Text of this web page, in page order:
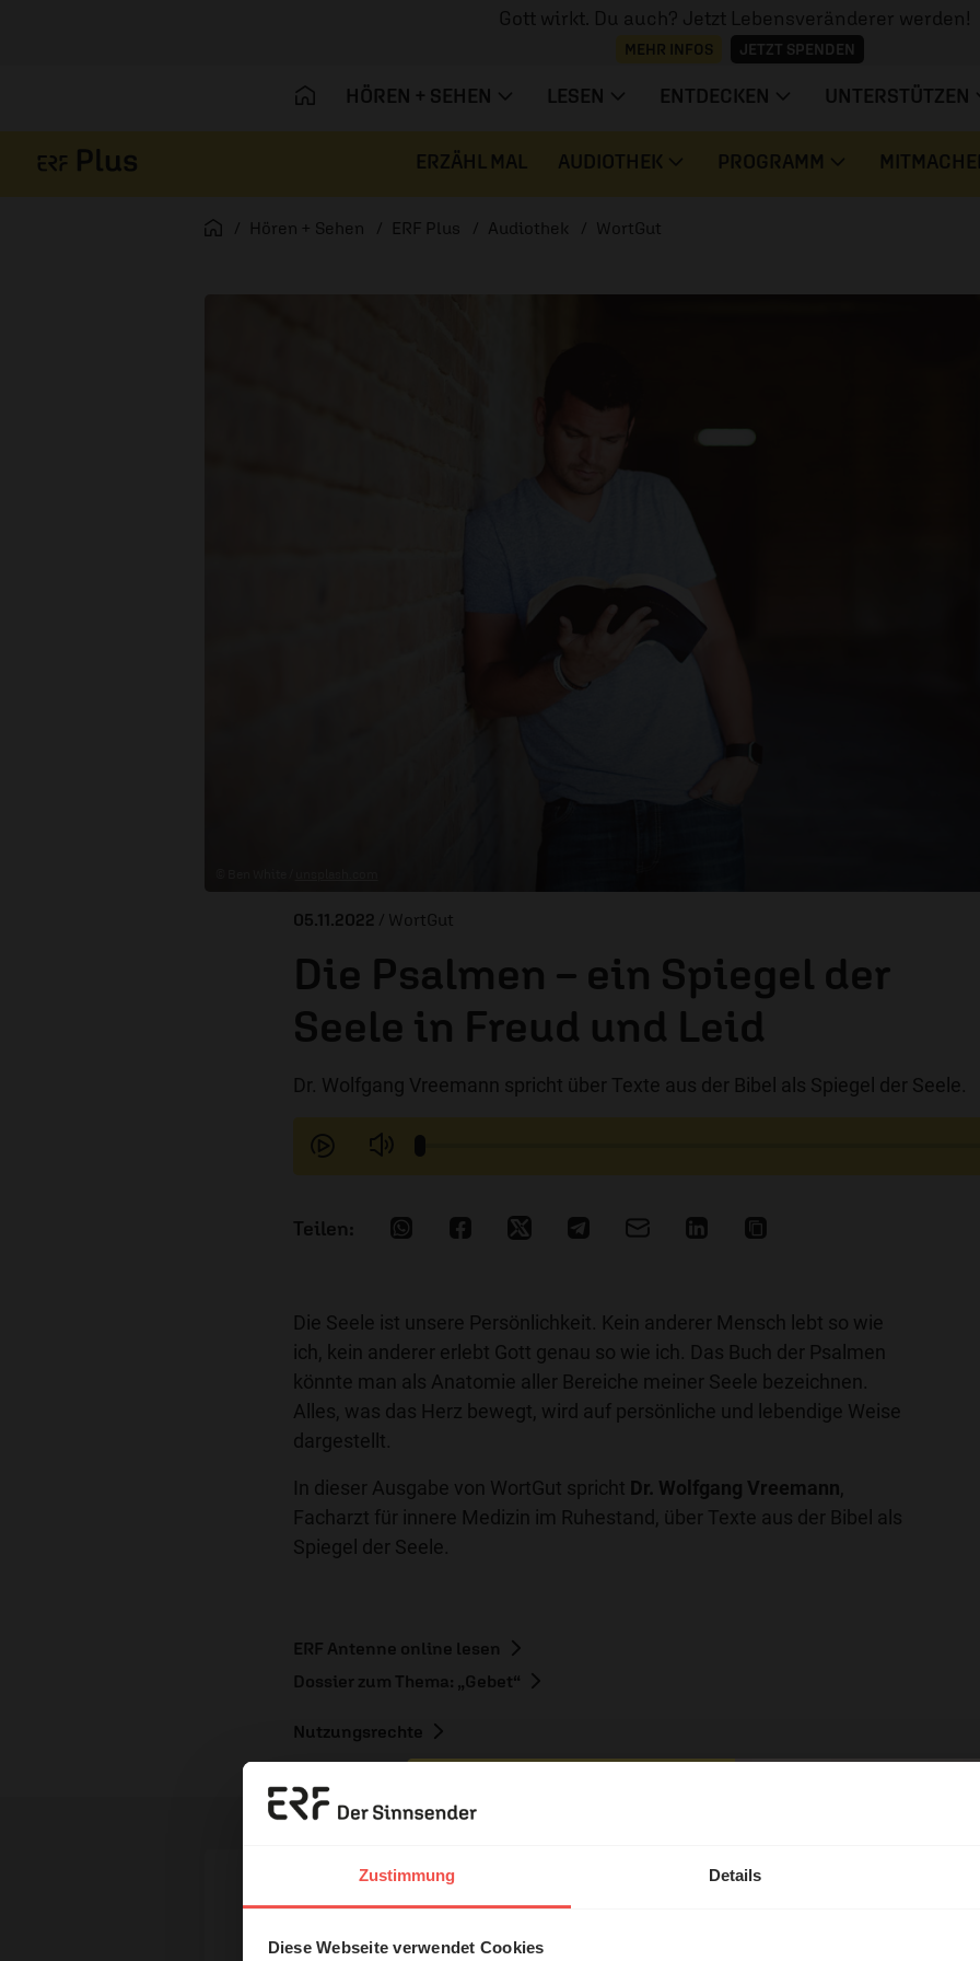
Zustimmung Details
Diese Webseite verwendet Cookies
Gott wirkt. Du auch? Jetzt Lebensveränderer werden!
MEHR INFOS JETZT SPENDEN
HÖREN + SEHEN LESEN ENTDECKEN UNTERSTÜTZEN
ERZÄHL MAL AUDIOTHEK PROGRAMM
Startseite
Hören + Sehen ERF Plus Audiothek WortGut
05.11.2022 / WortGut
Die Psalmen – ein Spiegel der
Seele in Freud und Leid
Dr. Wolfgang Vreemann spricht über Texte aus der Bibel als Spiegel der Seele.
Die Seele ist unsere Persönlichkeit. Kein anderer Mensch lebt so wie
ich, kein anderer erlebt Gott genau so wie ich. Das Buch der Psalmen
könnte man als Anatomie aller Bereiche meiner Seele bezeichnen.
Alles, was das Herz bewegt, wird auf persönliche und lebendige Weise
dargestellt.
In dieser Ausgabe von WortGut spricht Dr. Wolfgang Vreemann
Facharzt für innere Medizin im Ruhestand, über Texte aus der Bibel als
Spiegel der Seele.
ERF Antenne online lesen
Dossier zum Thema: „Gebet“
Nutzungsrechte
Ihr Kommentar
Erzähl mal!
Das erleben unsere Hörerinnen
und Hörer mit Gott ...